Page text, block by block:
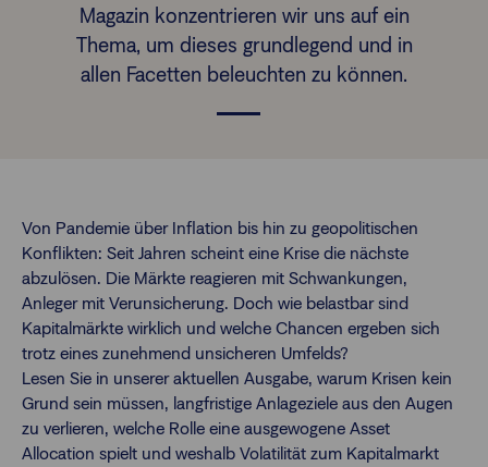
Anlagestrategien
Geschäftserfolg
Finanzberatende
Anlegende
Newsletter
Kontakt
Magazin konzentrieren wir uns auf ein
Thema, um dieses grundlegend und in
allen Facetten beleuchten zu können.
Von Pandemie über Inflation bis hin zu geopolitischen
Konflikten: Seit Jahren scheint eine Krise die nächste
abzulösen. Die Märkte reagieren mit Schwankungen,
Anleger mit Verunsicherung. Doch wie belastbar sind
Kapitalmärkte wirklich und welche Chancen ergeben sich
trotz eines zunehmend unsicheren Umfelds?
Lesen Sie in unserer aktuellen Ausgabe, warum Krisen kein
Grund sein müssen, langfristige Anlageziele aus den Augen
zu verlieren, welche Rolle eine ausgewogene Asset
Allocation spielt und weshalb Volatilität zum Kapitalmarkt